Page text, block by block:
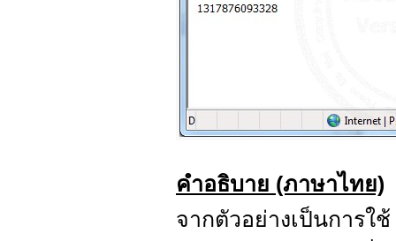
คำอธิบาย (ภาษาไทย)
จากตัวอย่างเป็นการใช้